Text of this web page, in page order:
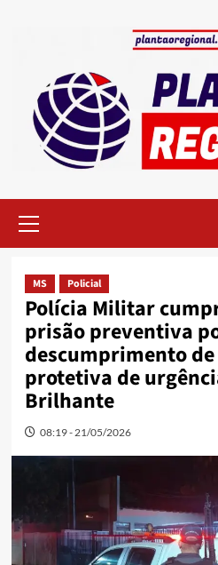
Menu
MS Policial
Polícia Militar
prisão preventiva
descumprimento
protetiva de
Brilhante
08:19 - 21/05/2026